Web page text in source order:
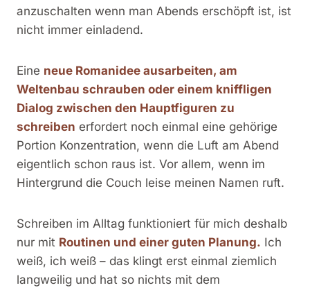
anzuschalten wenn man Abends erschöpft ist, ist
nicht immer einladend.
Eine neue Romanidee ausarbeiten, am
Weltenbau schrauben oder einem kniffligen
Dialog zwischen den Hauptfiguren zu
schreiben erfordert noch einmal eine gehörige
Portion Konzentration, wenn die Luft am Abend
eigentlich schon raus ist. Vor allem, wenn im
Hintergrund die Couch leise meinen Namen ruft.
Schreiben im Alltag funktioniert für mich deshalb
nur mit Routinen und einer guten Planung. Ich
weiß, ich weiß – das klingt erst einmal ziemlich
langweilig und hat so nichts mit dem